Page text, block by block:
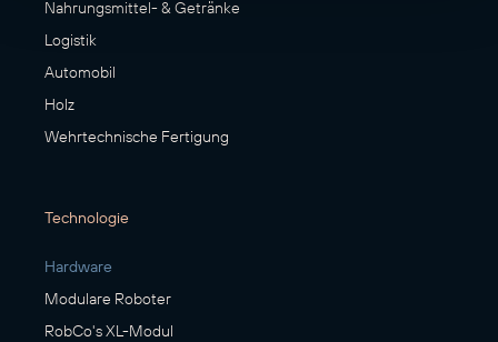
Nahrungsmittel- & Getränke
Logistik
Automobil
Holz
Wehrtechnische Fertigung
Technologie
Hardware
Modulare Roboter
RobCo's XL-Modul